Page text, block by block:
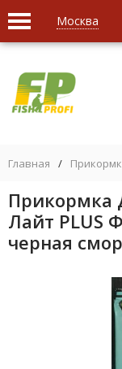
Москва
Главная /
Прикормка
Лайт PLUS
черная